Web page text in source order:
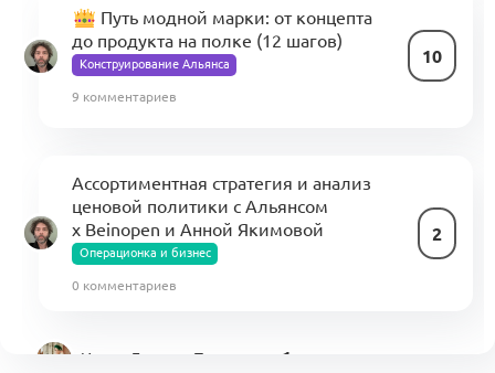
Путь модной марки: от концепта
до продукта на полке (12 шагов)
Конструирование Альянса 10
9 комментариев
Ассортиментная стратегия и анализ
ценовой политики с Альянсом
x Beinopen и Анной Якимовой
Операционка и бизнес
2
0 комментариев
Интро: Евгения Ткачева 1